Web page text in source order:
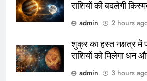
राशियों की बदलेगी
admin
2 hours
शुक्र का हस्त नक्षत्र में
राशियों को मिलेगा धन
admin
3 hours